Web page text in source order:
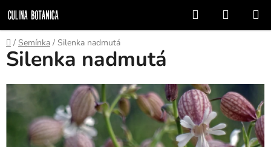
na
obsah
Hľadať
KOŠÍK
Domov
/ Semínka / Silenka nadmutá
Silenka nadmutá